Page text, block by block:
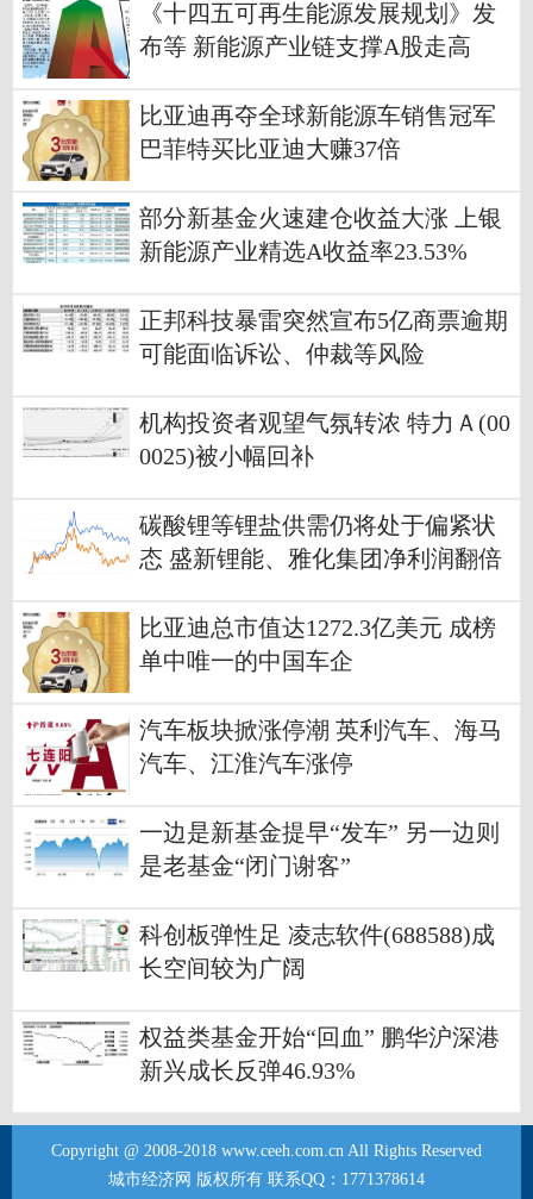
《十四五可再生能源发展规划》发
布等 新能源产业链支撑A股走高
比亚迪再夺全球新能源车销售冠军
巴菲特买比亚迪大赚37倍
部分新基金火速建仓收益大涨 上银
新能源产业精选A收益率23.53%
正邦科技暴雷突然宣布5亿商票逾期
可能面临诉讼、仲裁等风险
机构投资者观望气氛转浓 特力Ａ(00
0025)被小幅回补
碳酸锂等锂盐供需仍将处于偏紧状
态 盛新锂能、雅化集团净利润翻倍
比亚迪总市值达1272.3亿美元 成榜
单中唯一的中国车企
汽车板块掀涨停潮 英利汽车、海马
汽车、江淮汽车涨停
一边是新基金提早“发车” 另一边则
是老基金“闭门谢客”
科创板弹性足 凌志软件(688588)成
长空间较为广阔
权益类基金开始“回血” 鹏华沪深港
新兴成长反弹46.93%
Copyright @ 2008-2018 www.ceeh.com.cn All Rights Reserved
城市经济网 版权所有 联系QQ：1771378614